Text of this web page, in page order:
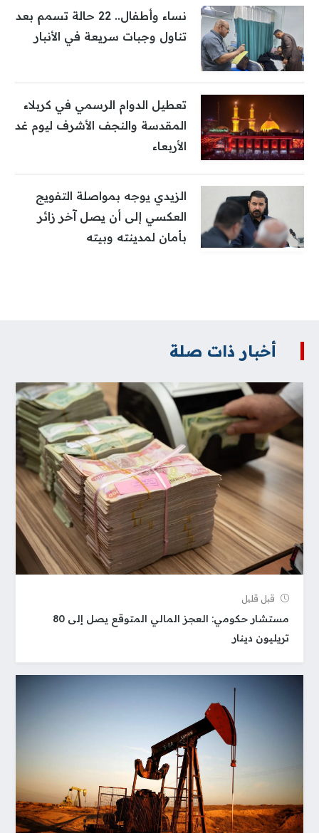
نساء وأطفال.. 22 حالة تسمم بعد
تناول وجبات سريعة في الأنبار
تعطيل الدوام الرسمي في كربلاء
المقدسة والنجف الأشرف ليوم غد
الأربعاء
الزيدي يوجه بمواصلة التفويج
العكسي إلى أن يصل آخر زائر
بأمان لمدينته وبيته
أخبار ذات صلة
قبل قلیل
مستشار حكومي: العجز المالي المتوقع يصل إلى 80
تريليون دينار